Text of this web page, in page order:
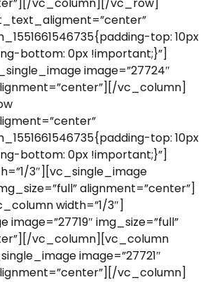
vc_column][/vc_row]
top: 10px
bottom: 0px !important;}”]
image=”27724″
vc_column]
top: 10px
bottom: 0px !important;}”]
3″][vc_single_image
alignment=”center”]
width=”1/3″]
image=”27719″ img_size=”full”
vc_column][vc_column
image=”27721″
vc_column]